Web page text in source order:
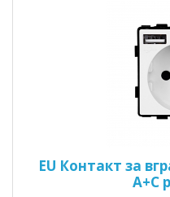
EU Контакт за
A+C